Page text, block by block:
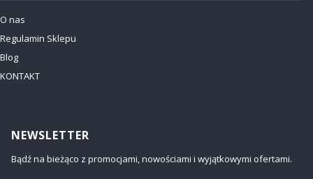
O nas
Regulamin Sklepu
Blog
KONTAKT
NEWSLETTER
Bądź na bieżąco z promocjami, nowościami i wyjątkowymi ofertami.